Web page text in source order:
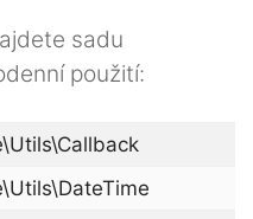
sadu
použití: